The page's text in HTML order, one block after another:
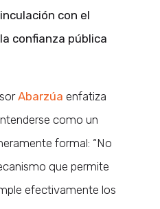
con el
la confianza pública
Abarzúa enfatiza
como un
formal: “No
que permite
efectivamente los